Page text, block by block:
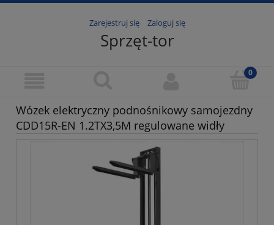
Zarejestruj się Zaloguj się
Sprzęt-tor
Wózek elektryczny podnośnikowy samojezdny
CDD15R-EN 1.2TX3,5M regulowane widły